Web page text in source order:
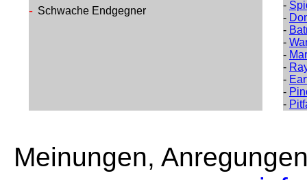
- Schwache Endgegner -
-
-
-
-
-
-
-
-
Meinungen,